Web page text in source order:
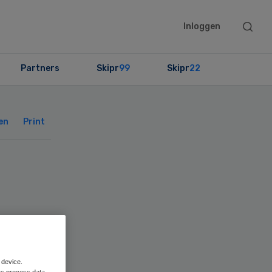
Inloggen
Search
Partners Skipr99 Skipr22
Print